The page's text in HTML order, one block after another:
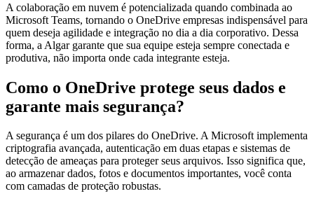
A colaboração em nuvem é potencializada quando combinada ao
Microsoft Teams, tornando o OneDrive empresas indispensável para
quem deseja agilidade e integração no dia a dia corporativo. Dessa
forma, a Algar garante que sua equipe esteja sempre conectada e
produtiva, não importa onde cada integrante esteja.
Como o OneDrive protege seus dados e
garante mais segurança?
A segurança é um dos pilares do OneDrive. A Microsoft implementa
criptografia avançada, autenticação em duas etapas e sistemas de
detecção de ameaças para proteger seus arquivos. Isso significa que,
ao armazenar dados, fotos e documentos importantes, você conta
com camadas de proteção robustas.